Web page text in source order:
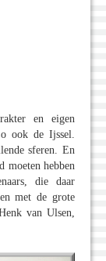
en eigen
ook de Ijssel.
sferen. En
moeten hebben
die daar
met de grote
van Ulsen,